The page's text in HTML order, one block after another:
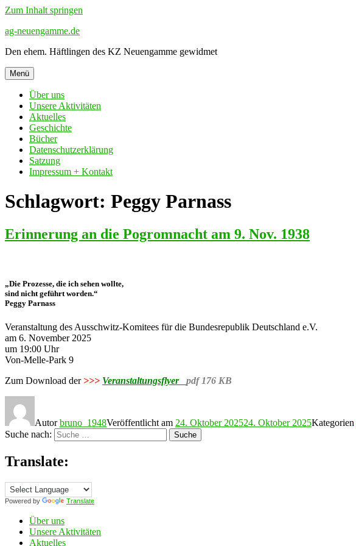
Zum Inhalt springen
ag-neuengamme.de
Den ehem. Häftlingen des KZ Neuengamme gewidmet
Menü
Über uns
Unsere Aktivitäten
Aktuelles
Geschichte
Bücher
Datenschutzerklärung
Satzung
Impressum + Kontakt
Schlagwort: Peggy Parnass
Erinnerung an die Pogromnacht am 9. Nov. 1938
„Die Prozesse, die ich sehen wollte,
sind nicht geführt worden.“
Peggy Parnass
Veranstaltung des Ausschwitz-Komitees für die Bundesrepublik Deutschland e.V.
am 6. November 2025
um 19:00 Uhr
Von-Melle-Park 9
Zum Download der>>> Veranstaltungsflyer pdf 176 KB
Autorbruno_1948Veröffentlicht am 24. Oktober 202524. Oktober 2025Kategorien
Suche nach:
Suche
Translate:
Powered by Translate
Über uns
Unsere Aktivitäten
Aktuelles